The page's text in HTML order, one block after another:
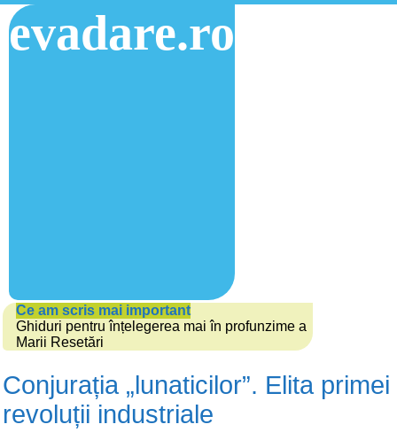
evadare.ro
Ce am scris mai important
Ghiduri pentru înțelegerea mai în profunzime a
Marii Resetări
Conjurația „lunaticilor”. Elita primei
revoluții industriale